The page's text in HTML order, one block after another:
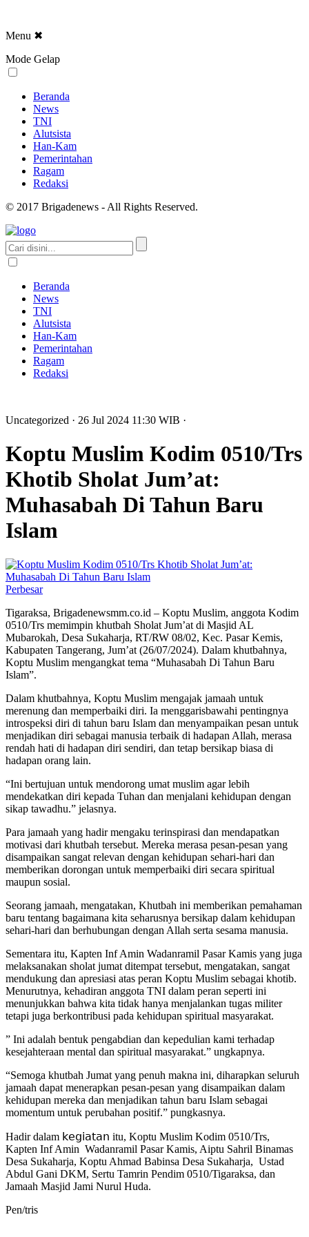
Menu ✖
Mode Gelap
Beranda
News
TNI
Alutsista
Han-Kam
Pemerintahan
Ragam
Redaksi
© 2017 Brigadenews - All Rights Reserved.
Beranda
News
TNI
Alutsista
Han-Kam
Pemerintahan
Ragam
Redaksi
Uncategorized · 26 Jul 2024 11:30 WIB ·
Koptu Muslim Kodim 0510/Trs
Khotib Sholat Jum’at:
Muhasabah Di Tahun Baru
Islam
Perbesar
Tigaraksa, Brigadenewsmm.co.id – Koptu Muslim, anggota Kodim
0510/Trs memimpin khutbah Sholat Jum’at di Masjid AL
Mubarokah, Desa Sukaharja, RT/RW 08/02, Kec. Pasar Kemis,
Kabupaten Tangerang, Jum’at (26/07/2024). Dalam khutbahnya,
Koptu Muslim mengangkat tema “Muhasabah Di Tahun Baru
Islam”.
Dalam khutbahnya, Koptu Muslim mengajak jamaah untuk
merenung dan memperbaiki diri. Ia menggarisbawahi pentingnya
introspeksi diri di tahun baru Islam dan menyampaikan pesan untuk
menjadikan diri sebagai manusia terbaik di hadapan Allah, merasa
rendah hati di hadapan diri sendiri, dan tetap bersikap biasa di
hadapan orang lain.
“Ini bertujuan untuk mendorong umat muslim agar lebih
mendekatkan diri kepada Tuhan dan menjalani kehidupan dengan
sikap tawadhu.” jelasnya.
Para jamaah yang hadir mengaku terinspirasi dan mendapatkan
motivasi dari khutbah tersebut. Mereka merasa pesan-pesan yang
disampaikan sangat relevan dengan kehidupan sehari-hari dan
memberikan dorongan untuk memperbaiki diri secara spiritual
maupun sosial.
Seorang jamaah, mengatakan, Khutbah ini memberikan pemahaman
baru tentang bagaimana kita seharusnya bersikap dalam kehidupan
sehari-hari dan berhubungan dengan Allah serta sesama manusia.
Sementara itu, Kapten Inf Amin Wadanramil Pasar Kamis yang juga
melaksanakan sholat jumat ditempat tersebut, mengatakan, sangat
mendukung dan apresiasi atas peran Koptu Muslim sebagai khotib.
Menurutnya, kehadiran anggota TNI dalam peran seperti ini
menunjukkan bahwa kita tidak hanya menjalankan tugas militer
tetapi juga berkontribusi pada kehidupan spiritual masyarakat.
” Ini adalah bentuk pengabdian dan kepedulian kami terhadap
kesejahteraan mental dan spiritual masyarakat.” ungkapnya.
“Semoga khutbah Jumat yang penuh makna ini, diharapkan seluruh
jamaah dapat menerapkan pesan-pesan yang disampaikan dalam
kehidupan mereka dan menjadikan tahun baru Islam sebagai
momentum untuk perubahan positif.” pungkasnya.
Hadir dalam 𝗄𝖾𝗀𝗂𝖺𝗍𝖺𝗇 itu, Koptu Muslim Kodim 0510/Trs,
Kapten Inf Amin Wadanramil Pasar Kamis, Aiptu Sahril Binamas
Desa Sukaharja, Koptu Ahmad Babinsa Desa Sukaharja, Ustad
Abdul Gani DKM, Sertu Tamrin Pendim 0510/Tigaraksa, dan
Jamaah Masjid Jami Nurul Huda.
Pen/tris